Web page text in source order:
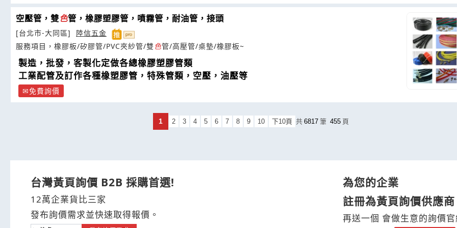
空壓管，雙色管，橡膠塑膠管，噴霧管，耐油管，接頭
[台北市-大同區]
陸信五金
服務項目，橡膠板/矽膠管/PVC夾紗管/雙色管/高壓管/桌墊/橡膠板~
製造，批發，客製化定做各總橡膠塑膠管類
工業配管及訂作各種橡塑膠管，特殊管類，空壓，油壓等
免費詢價
1 2 3 4 5 6 7 8 9 10 下10頁 共 6817 筆 455 頁
台灣黃頁詢價 B2B 採購首選!
12萬企業貨比三家
發布詢價需求並快速取得報價。
為您的企業
註冊為黃頁詢價供應商
再送一個 會做生意的詢價